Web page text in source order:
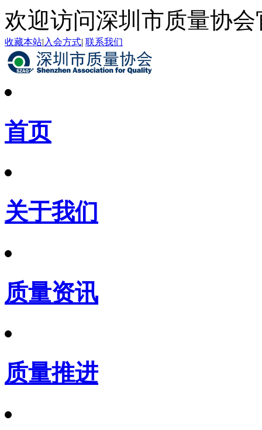
欢迎访问深圳市质量协会
收藏本站| 入会方式| 联系我们
首页
关于我们
质量资讯
质量推进